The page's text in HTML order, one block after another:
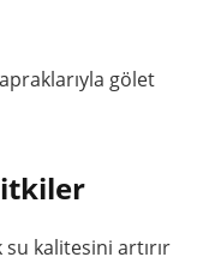
gölet
kalitesini artırır